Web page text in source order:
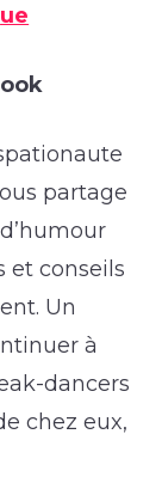
partage
et conseils
Un
à
dancers
chez eux,